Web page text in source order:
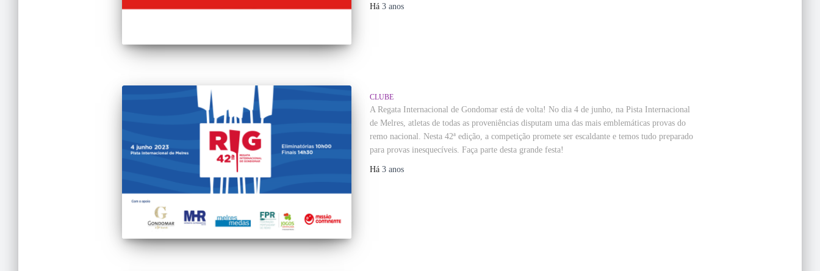
Há 3 anos
CLUBE
A Regata Internacional de Gondomar está de volta! No dia 4 de junho, na Pista Internacional
de Melres, atletas de todas as proveniências disputam uma das mais emblemáticas provas do
remo nacional. Nesta 42ª edição, a competição promete ser escaldante e temos tudo preparado
para provas inesquecíveis. Faça parte desta grande festa!
Há 3 anos